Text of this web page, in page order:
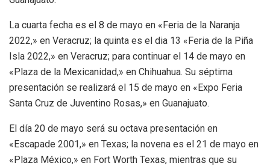
La cuarta fecha es el 8 de mayo en «Feria de la Naranja
2022,» en Veracruz; la quinta es el dia 13 «Feria de la Piña
Isla 2022,» en Veracruz; para continuar el 14 de mayo en
«Plaza de la Mexicanidad,» en Chihuahua. Su séptima
presentación se realizará el 15 de mayo en «Expo Feria
Santa Cruz de Juventino Rosas,» en Guanajuato.
El día 20 de mayo será su octava presentación en
«Escapade 2001,» en Texas; la novena es el 21 de mayo en
«Plaza México,» en Fort Worth Texas, mientras que su